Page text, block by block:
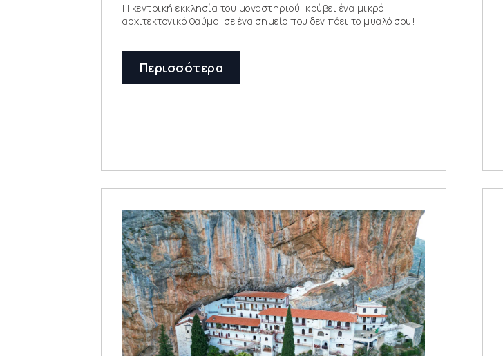
Η κεντρική εκκλησία του μοναστηριού, κρύβει ένα μικρό
αρχιτεκτονικό θαύμα, σε ένα σημείο που δεν πάει το μυαλό σου!
Περισσότερα